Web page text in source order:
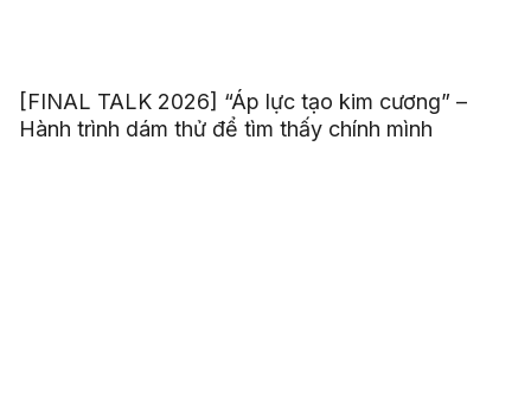
[FINAL TALK 2026] “Áp lực tạo kim cương” –
Hành trình dám thử để tìm thấy chính mình